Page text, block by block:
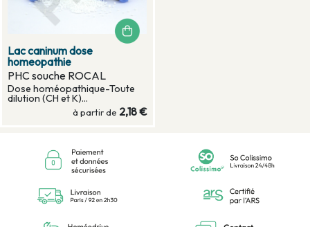
Lac caninum dose
homeopathie
PHC souche ROCAL
Dose homéopathique-Toute
dilution (CH et K)...
à partir de 2,18 €